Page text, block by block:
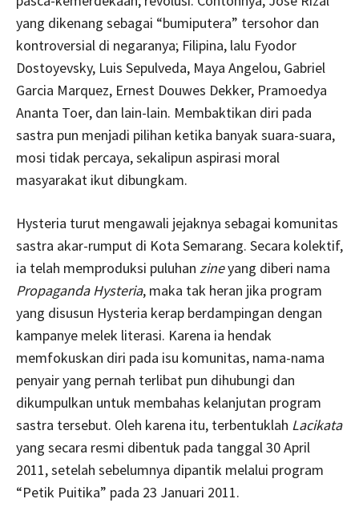
yang dikenang sebagai “bumiputera” tersohor dan
kontroversial di negaranya; Filipina, lalu Fyodor
Dostoyevsky, Luis Sepulveda, Maya Angelou, Gabriel
Garcia Marquez, Ernest Douwes Dekker, Pramoedya
Ananta Toer, dan lain-lain. Membaktikan diri pada
sastra pun menjadi pilihan ketika banyak suara-suara,
mosi tidak percaya, sekalipun aspirasi moral
masyarakat ikut dibungkam.
Hysteria turut mengawali jejaknya sebagai komunitas
sastra akar-rumput di Kota Semarang. Secara kolektif,
ia telah memproduksi puluhan zineyang diberi nama
Propaganda Hysteria, maka tak heran jika program
yang disusun Hysteria kerap berdampingan dengan
kampanye melek literasi. Karena ia hendak
memfokuskan diri pada isu komunitas, nama-nama
penyair yang pernah terlibat pun dihubungi dan
dikumpulkan untuk membahas kelanjutan program
sastra tersebut. Oleh karena itu, terbentuklah Lacikata
yang secara resmi dibentuk pada tanggal 30 April
2011, setelah sebelumnya dipantik melalui program
“Petik Puitika” pada 23 Januari 2011.